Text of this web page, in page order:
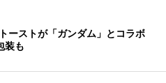
ーストが「ガンダム」とコラボ
装も